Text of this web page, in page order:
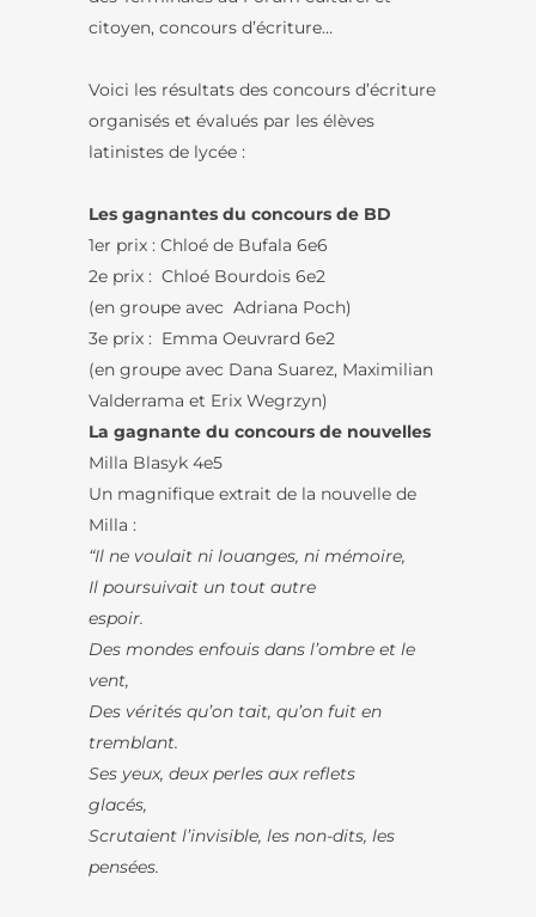
citoyen, concours d’écriture…
Voici les résultats des concours d’écriture
organisés et évalués par les élèves
latinistes de lycée :
Les gagnantes du concours de BD
1er prix : Chloé de Bufala 6e6
2e prix : Chloé Bourdois 6e2
(en groupe avec Adriana Poch)
3e prix : Emma Oeuvrard 6e2
(en groupe avec Dana Suarez, Maximilian
Valderrama et Erix Wegrzyn)
La gagnante du concours de nouvelles
Milla Blasyk 4e5
Un magnifique extrait de la nouvelle de
Milla :
“Il ne voulait ni louanges, ni mémoire,
Il poursuivait un tout autre
Des mondes enfouis dans l’ombre et le
vent,
Des vérités qu’on tait, qu’on fuit en
tremblant.
Ses yeux, deux perles aux reflets
glacés,
Scrutaient l’invisible, les non-dits, les
pensées.